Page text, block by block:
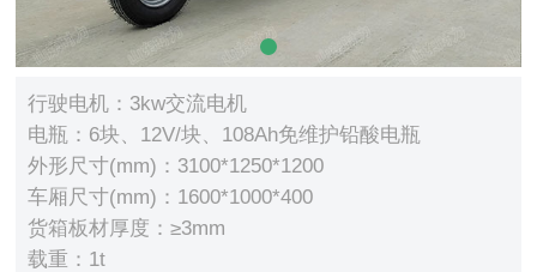
行驶电机：3kw交流电机
电瓶：6块、12V/块、108Ah免维护铅酸电瓶
外形尺寸(mm)：3100*1250*1200
车厢尺寸(mm)：1600*1000*400
货箱板材厚度：≥3mm
载重：1t